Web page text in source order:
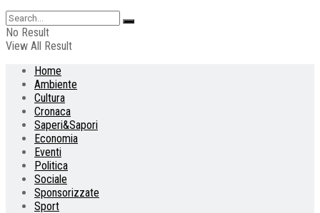
No Result
View All Result
Home
Ambiente
Cultura
Cronaca
Saperi&Sapori
Economia
Eventi
Politica
Sociale
Sponsorizzate
Sport